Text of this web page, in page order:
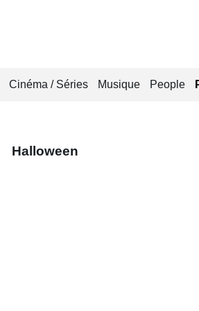
Cinéma / Séries Musique People
Halloween